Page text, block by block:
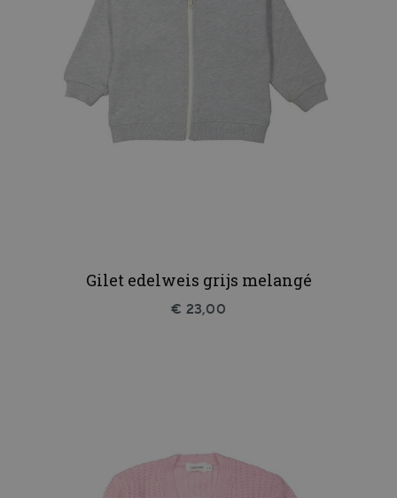
Gilet edelweis grijs melangé
€ 23,00